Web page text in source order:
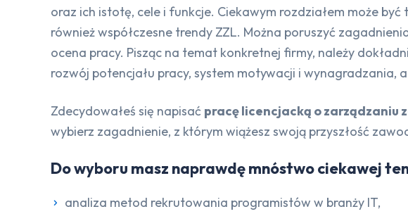
oraz ich istotę, cele i funkcje. Ciekawym rozdziałem może
również współczesne trendy ZZL. Można poruszyć
ocena pracy. Pisząc na temat konkretnej firmy, należy
rozwój potencjału pracy, system motywacji i wynagradzania,
Zdecydowałeś się napisać pracę licencjacką o zarządzaniu
wybierz zagadnienie, z którym wiążesz swoją przyszłość
Do wyboru masz naprawdę mnóstwo ciekawej
analiza metod rekrutowania programistów w branży IT,